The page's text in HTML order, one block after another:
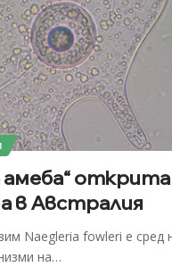
амеба“
в Австралия
Naegleria fowleri е сред
на…